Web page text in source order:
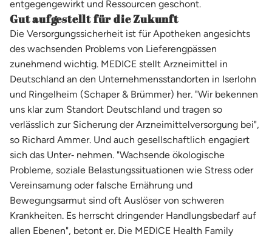
entgegengewirkt und Ressourcen geschont.
Gut aufgestellt für die Zukunft
Die Versorgungssicherheit ist für Apotheken angesichts
des wachsenden Problems von Lieferengpässen
zunehmend wichtig. MEDICE stellt Arzneimittel in
Deutschland an den Unternehmensstandorten in Iserlohn
und Ringelheim (Schaper & Brümmer) her. "Wir bekennen
uns klar zum Standort Deutschland und tragen so
verlässlich zur Sicherung der Arzneimittelversorgung bei",
so Richard Ammer. Und auch gesellschaftlich engagiert
sich das Unter‐ nehmen. "Wachsende ökologische
Probleme, soziale Belastungssituationen wie Stress oder
Vereinsamung oder falsche Ernährung und
Bewegungsarmut sind oft Auslöser von schweren
Krankheiten. Es herrscht dringender Handlungsbedarf auf
allen Ebenen", betont er. Die MEDICE Health Family